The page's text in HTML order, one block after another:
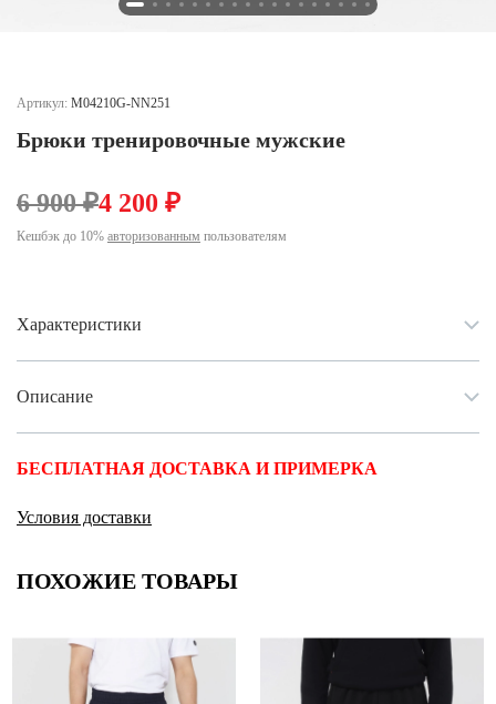
Тюменская область (3)
Артикул: M04210G-NN251
Брюки тренировочные мужские
6 900 ₽4 200 ₽
Кешбэк до 10% авторизованным пользователям
Характеристики
Описание
БЕСПЛАТНАЯ ДОСТАВКА И ПРИМЕРКА
Условия доставки
ПОХОЖИЕ ТОВАРЫ